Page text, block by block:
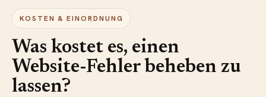
KOSTEN & EINORDNUNG
Was kostet es, einen
Website-Fehler beheben zu
lassen?